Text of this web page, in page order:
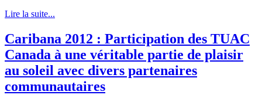
Lire la suite...
Caribana 2012 : Participation des TUAC
Canada à une véritable partie de plaisir
au soleil avec divers partenaires
communautaires